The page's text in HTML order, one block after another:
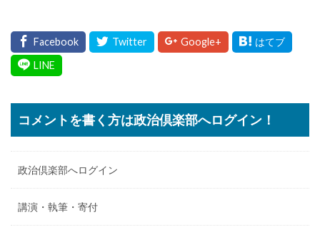
コメントを書く方は政治倶楽部へログイン！
政治倶楽部へログイン
講演・執筆・寄付